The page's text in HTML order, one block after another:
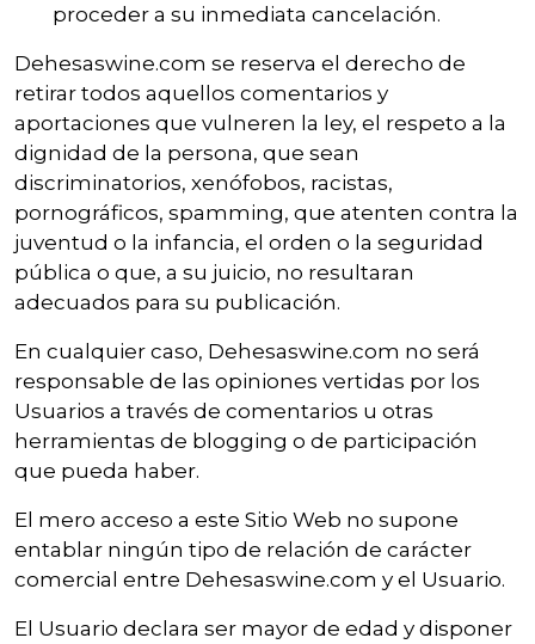
proceder a su inmediata cancelación.
Dehesaswine.com se reserva el derecho de
retirar todos aquellos comentarios y
aportaciones que vulneren la ley, el respeto a la
dignidad de la persona, que sean
discriminatorios, xenófobos, racistas,
pornográficos, spamming, que atenten contra la
juventud o la infancia, el orden o la seguridad
pública o que, a su juicio, no resultaran
adecuados para su publicación.
En cualquier caso, Dehesaswine.com no será
responsable de las opiniones vertidas por los
Usuarios a través de comentarios u otras
herramientas de blogging o de participación
que pueda haber.
El mero acceso a este Sitio Web no supone
entablar ningún tipo de relación de carácter
comercial entre Dehesaswine.com y el Usuario.
El Usuario declara ser mayor de edad y disponer